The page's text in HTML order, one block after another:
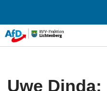
Zum
Inhalt
springen
Uwe Dinda: